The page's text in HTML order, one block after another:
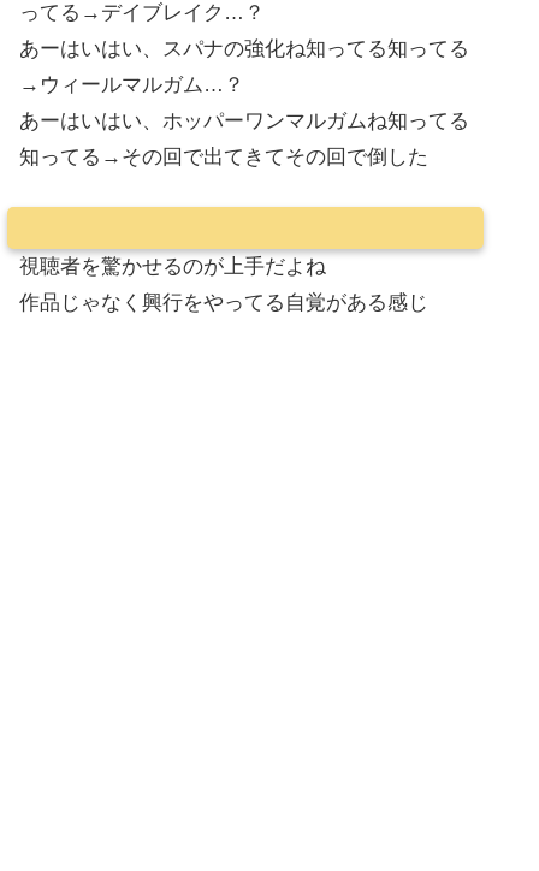
ってる→デイブレイク…？
あーはいはい、スパナの強化ね知ってる知ってる
→ウィールマルガム…？
あーはいはい、ホッパーワンマルガムね知ってる
知ってる→その回で出てきてその回で倒した
視聴者を驚かせるのが上手だよね
作品じゃなく興行をやってる自覚がある感じ